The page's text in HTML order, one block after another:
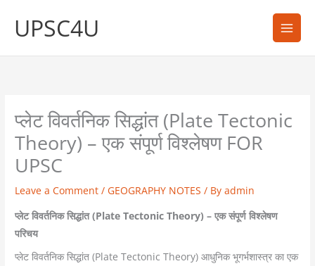
UPSC4U
प्लेट विवर्तनिक सिद्धांत (Plate Tectonic
Theory) – एक संपूर्ण विश्लेषण FOR
UPSC
Leave a Comment / GEOGRAPHY NOTES / Byadmin
प्लेट विवर्तनिक सिद्धांत (Plate Tectonic Theory) – एक संपूर्ण विश्लेषण
परिचय
प्लेट विवर्तनिक सिद्धांत (Plate Tectonic Theory) आधुनिक भूगर्भशास्त्र का एक